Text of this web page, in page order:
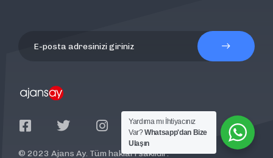
© 2023 Ajans Ay. Tüm hakları saklıdır.
Yardıma mı İhtiyacınız
Var?Whatsapp'dan Bize
Ulaşın